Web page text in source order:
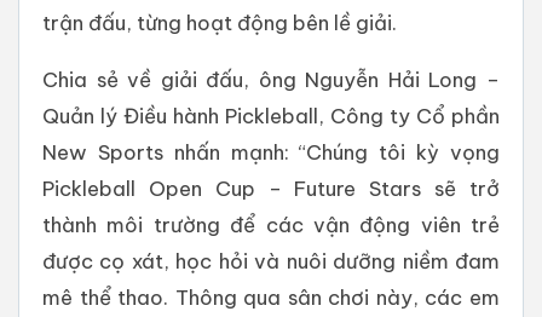
trận đấu, từng hoạt động bên lề giải.
Chia sẻ về giải đấu, ông Nguyễn Hải Long –
Quản lý Điều hành Pickleball, Công ty Cổ phần
New Sports nhấn mạnh: “Chúng tôi kỳ vọng
Pickleball Open Cup – Future Stars sẽ trở
thành môi trường để các vận động viên trẻ
được cọ xát, học hỏi và nuôi dưỡng niềm đam
mê thể thao. Thông qua sân chơi này, các em